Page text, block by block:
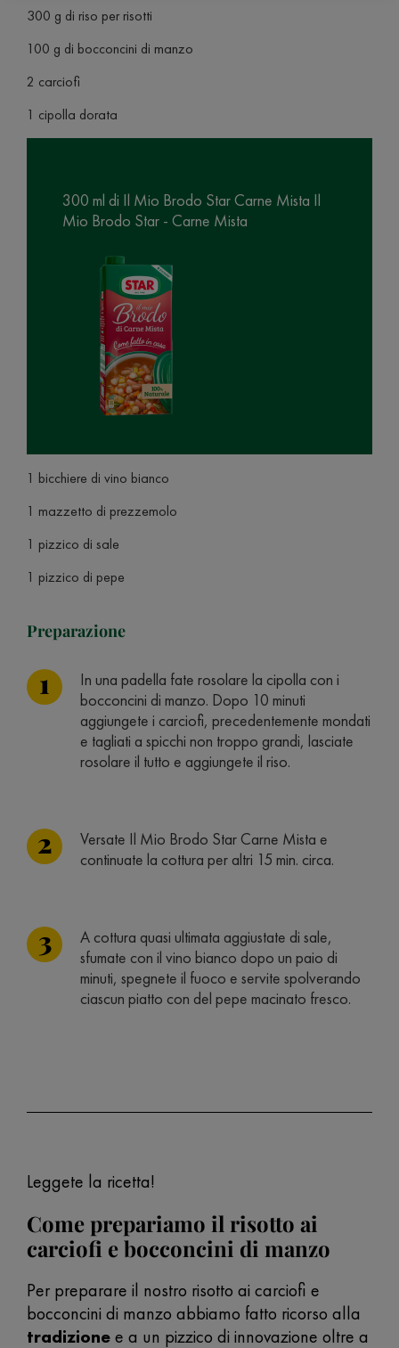
300 g di riso per risotti
100 g di bocconcini di manzo
2 carciofi
1 cipolla dorata
300 ml di Il Mio Brodo Star Carne Mista Il
Mio Brodo Star - Carne Mista
1 bicchiere di vino bianco
1 mazzetto di prezzemolo
1 pizzico di sale
1 pizzico di pepe
Preparazione
In una padella fate rosolare la cipolla con i
bocconcini di manzo. Dopo 10 minuti
aggiungete i carciofi, precedentemente mondati
e tagliati a spicchi non troppo grandi, lasciate
rosolare il tutto e aggiungete il riso.
Versate Il Mio Brodo Star Carne Mista e
continuate la cottura per altri 15 min. circa.
A cottura quasi ultimata aggiustate di sale,
sfumate con il vino bianco dopo un paio di
minuti, spegnete il fuoco e servite spolverando
ciascun piatto con del pepe macinato fresco.
Leggete la ricetta!
Come prepariamo il risotto ai
carciofi e bocconcini di manzo
Per preparare il nostro risotto ai carciofi e
bocconcini di manzo abbiamo fatto ricorso alla
tradizionee a un pizzico di innovazione oltre a